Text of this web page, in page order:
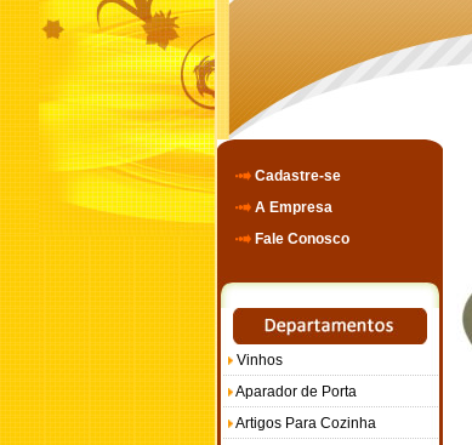
Cadastre-se
A Empresa
Fale Conosco
Vinhos
Aparador de Porta
Artigos Para Cozinha